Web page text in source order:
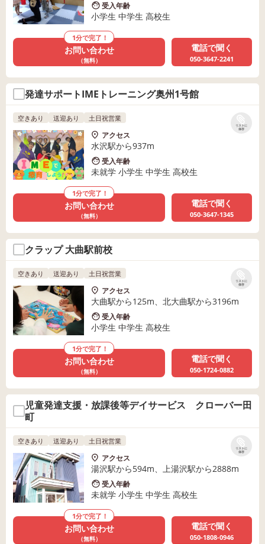
受入年齢
小学生 中学生 高校生
1分で完了！
お問い合わせ
（無料）
電話で聞く
050-3647-2241
発達サポートIMEトレーニング奥州1号館
リストに
保存
空きあり 送迎あり 土日祝営業
アクセス
水沢駅から937m
受入年齢
未就学 小学生 中学生 高校生
1分で完了！
お問い合わせ
（無料）
電話で聞く
050-3647-1345
クラップ 大曲駅前校
リストに
保存
空きあり 送迎あり 土日祝営業
アクセス
大曲駅から125m、北大曲駅から3196m
受入年齢
小学生 中学生 高校生
1分で完了！
お問い合わせ
（無料）
電話で聞く
050-1724-0882
児童発達支援・放課後等デイサービス クローバー田
町
リストに
保存
空きあり 送迎あり 土日祝営業
アクセス
湯沢駅から594m、上湯沢駅から2888m
受入年齢
未就学 小学生 中学生 高校生
1分で完了！
お問い合わせ
（無料）
電話で聞く
050-1808-0946